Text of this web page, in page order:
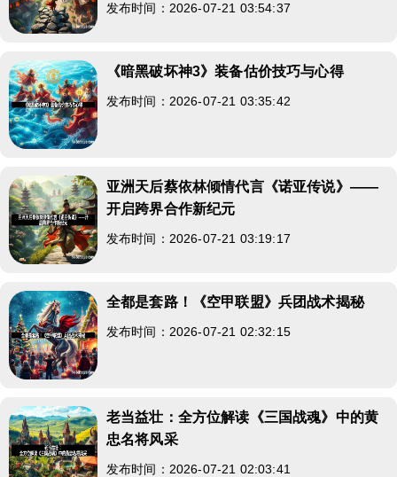
发布时间：2026-07-21 03:54:37
《暗黑破坏神3》装备估价技巧与心得
发布时间：2026-07-21 03:35:42
亚洲天后蔡依林倾情代言《诺亚传说》——
开启跨界合作新纪元
发布时间：2026-07-21 03:19:17
全都是套路！《空甲联盟》兵团战术揭秘
发布时间：2026-07-21 02:32:15
老当益壮：全方位解读《三国战魂》中的黄
忠名将风采
发布时间：2026-07-21 02:03:41